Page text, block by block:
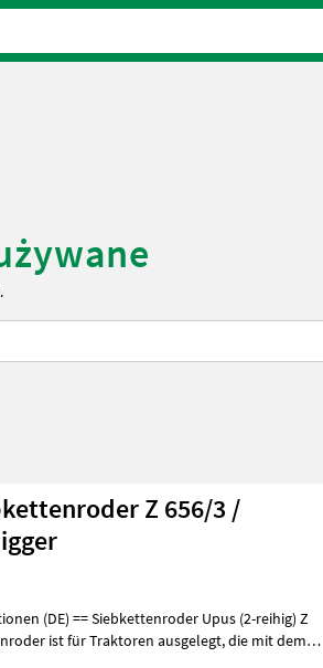
Z 656/3 /
Upus (2-reihig) Z